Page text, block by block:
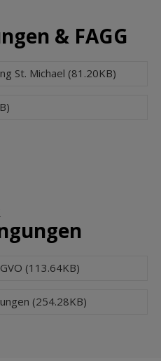
& FAGG
St. Michael (81.20KB)
(113.64KB)
(254.28KB)